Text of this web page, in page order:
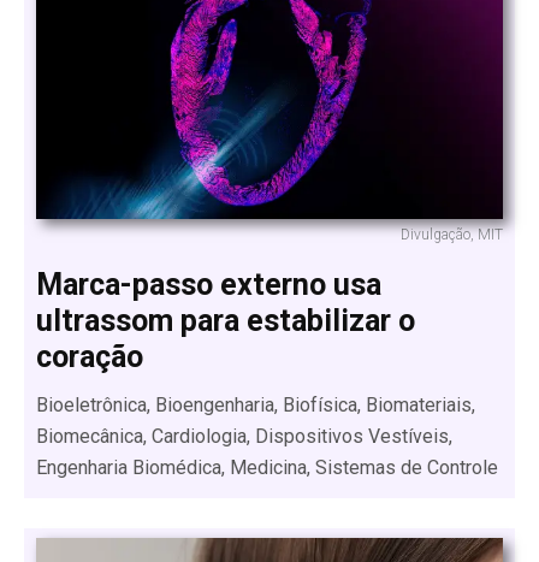
Divulgação, MIT
Marca-passo externo usa
ultrassom para estabilizar o
coração
Bioeletrônica, Bioengenharia, Biofísica, Biomateriais,
Biomecânica, Cardiologia, Dispositivos Vestíveis,
Engenharia Biomédica, Medicina, Sistemas de Controle